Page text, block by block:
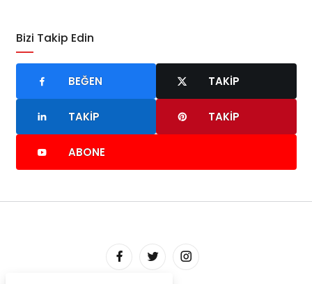
Bizi Takip Edin
BEĞEN TAKIP
TAKIP TAKIP
ABONE